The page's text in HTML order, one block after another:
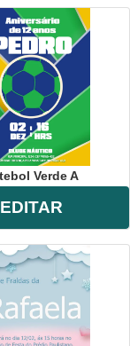
Verde A
EDITAR